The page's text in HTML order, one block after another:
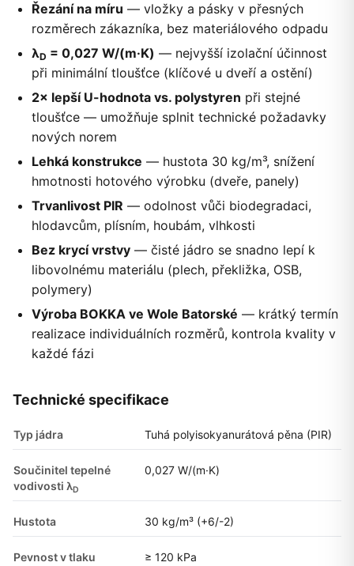
Řezání na míru — vložky a pásky v přesných
rozměrech zákazníka, bez materiálového odpadu
λD = 0,027 W/(m·K) — nejvyšší izolační účinnost
při minimální tloušťce (klíčové u dveří a ostění)
2× lepší U-hodnota vs. polystyren při stejné
tloušťce — umožňuje splnit technické požadavky
nových norem
Lehká konstrukce — hustota 30 kg/m³, snížení
hmotnosti hotového výrobku (dveře, panely)
Trvanlivost PIR — odolnost vůči biodegradaci,
hlodavcům, plísním, houbám, vlhkosti
Bez krycí vrstvy — čisté jádro se snadno lepí k
libovolnému materiálu (plech, překližka, OSB,
polymery)
Výroba BOKKA ve Wole Batorské — krátký termín
realizace individuálních rozměrů, kontrola kvality v
každé fázi
Technické specifikace
Typ jádra Tuhá polyisokyanurátová pěna (PIR)
Součinitel tepelné
vodivosti λD
0,027 W/(m·K)
Hustota 30 kg/m³ (+6/-2)
Pevnost v tlaku ≥ 120 kPa